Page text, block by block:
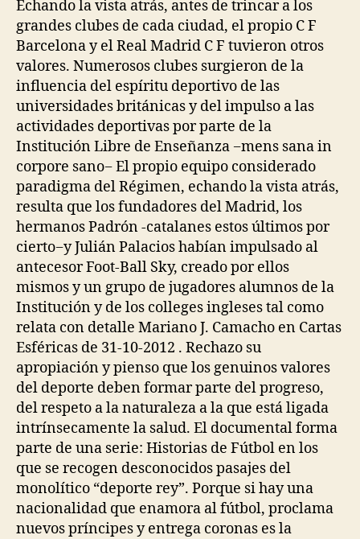
Echando la vista atrás, antes de trincar a los
grandes clubes de cada ciudad, el propio C F
Barcelona y el Real Madrid C F tuvieron otros
valores. Numerosos clubes surgieron de la
influencia del espíritu deportivo de las
universidades británicas y del impulso a las
actividades deportivas por parte de la
Institución Libre de Enseñanza −mens sana in
corpore sano− El propio equipo considerado
paradigma del Régimen, echando la vista atrás,
resulta que los fundadores del Madrid, los
hermanos Padrón -catalanes estos últimos por
cierto−y Julián Palacios habían impulsado al
antecesor Foot-Ball Sky, creado por ellos
mismos y un grupo de jugadores alumnos de la
Institución y de los colleges ingleses tal como
relata con detalle Mariano J. Camacho en Cartas
Esféricas de 31-10-2012 . Rechazo su
apropiación y pienso que los genuinos valores
del deporte deben formar parte del progreso,
del respeto a la naturaleza a la que está ligada
intrínsecamente la salud. El documental forma
parte de una serie: Historias de Fútbol en los
que se recogen desconocidos pasajes del
monolítico “deporte rey”. Porque si hay una
nacionalidad que enamora al fútbol, proclama
nuevos príncipes y entrega coronas es la